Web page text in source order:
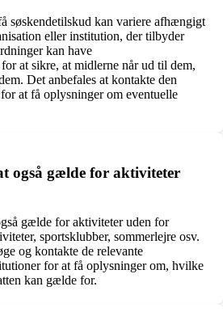
søskendetilskud kan variere afhængigt
eller institution, der tilbyder
kan have
at sikre, at midlerne når ud til dem,
Det anbefales at kontakte den
at få oplysninger om eventuelle
også gælde for aktiviteter
gælde for aktiviteter uden for
sportsklubber, sommerlejre osv.
og kontakte de relevante
for at få oplysninger om, hvilke
kan gælde for.